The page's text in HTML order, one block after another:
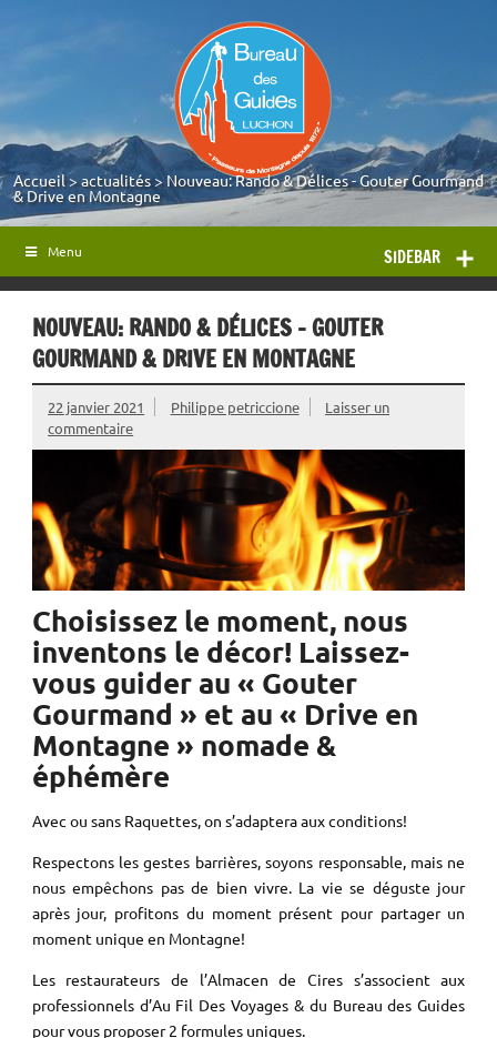
Accueil>actualités>Nouveau: Rando & Délices - Gouter Gourmand
& Drive en Montagne
SIDEBAR
Menu
NOUVEAU: RANDO & DÉLICES - GOUTER
GOURMAND & DRIVE EN MONTAGNE
22 janvier 2021 Philippe petriccione
Laisser un
commentaire
Choisissez le moment, nous
inventons le décor! Laissez-
vous guider au « Gouter
Gourmand » et au « Drive en
Montagne » nomade &
éphémère
Avec ou sans Raquettes, on s’adaptera aux conditions!
Respectons les gestes barrières, soyons responsable, mais ne
nous empêchons pas de bien vivre. La vie se déguste jour
après jour, profitons du moment présent pour partager un
moment unique en Montagne!
Les restaurateurs de l’Almacen de Cires s’associent aux
professionnels d’Au Fil Des Voyages & du Bureau des Guides
pour vous proposer 2 formules uniques.